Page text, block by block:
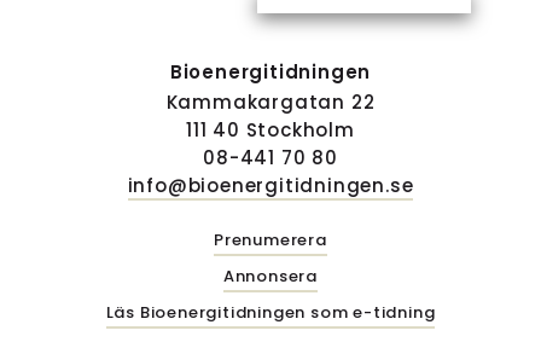
Bioenergitidningen
Kammakargatan 22
111 40 Stockholm
08-441 70 80
info@bioenergitidningen.se
Prenumerera
Annonsera
Läs Bioenergitidningen som e-tidning